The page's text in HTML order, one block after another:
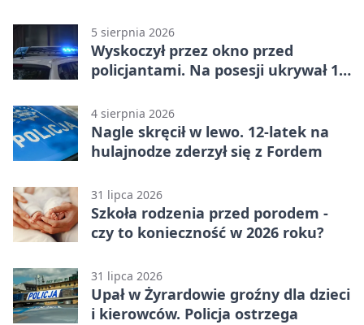
5 sierpnia 2026
Wyskoczył przez okno przed
policjantami. Na posesji ukrywał 12
4 sierpnia 2026
Nagle skręcił w lewo. 12-latek na
hulajnodze zderzył się z Fordem
31 lipca 2026
Szkoła rodzenia przed porodem -
czy to konieczność w 2026 roku?
31 lipca 2026
Upał w Żyrardowie groźny dla dzieci
i kierowców. Policja ostrzega